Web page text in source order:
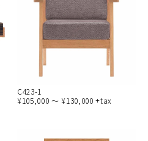
C423-1
¥105,000 ～ ¥130,000 +tax